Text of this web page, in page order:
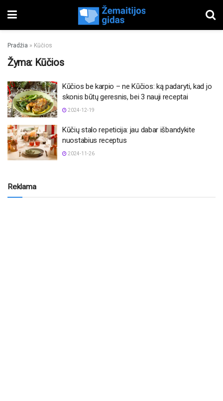
Pradžia » Kūčios
Žyma: Kūčios
Kūčios be karpio – ne Kūčios: ką padaryti, kad jo
skonis būtų geresnis, bei 3 nauji receptai
2024-12-19
Kūčių stalo repeticija: jau dabar išbandykite
nuostabius receptus
2024-11-26
Reklama